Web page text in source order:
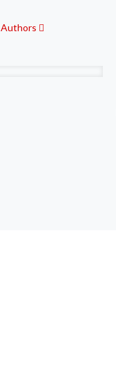
Authors